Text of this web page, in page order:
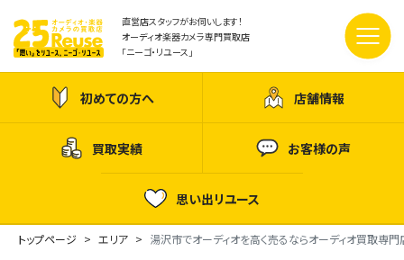
直営店スタッフがお伺いします！
オーディオ楽器カメラ専門買取店
「ニーゴ・リユース」
初めての方へ 店舗情報
買取実績 お客様の声
思い出リユース
トップページ エリア 湯沢市でオーディオを高く売るならオーディオ買取専門